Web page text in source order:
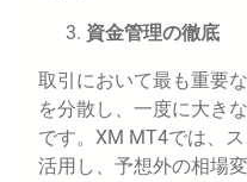
資金管理の徹底
取引において最も重要
を分散し、一度に大き
です。XM MT4では、
活用し、予想外の相場